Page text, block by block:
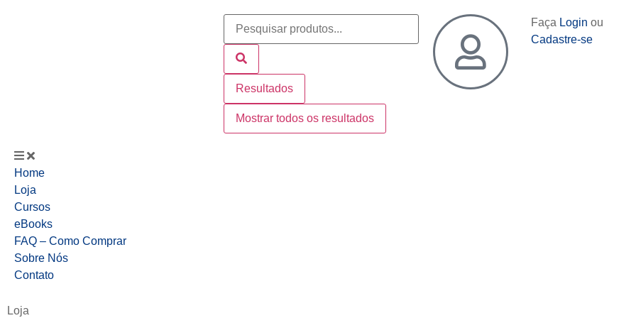
Resultados
Mostrar todos os resultados
Faça Login ou
Cadastre-se
Home
Loja
Cursos
eBooks
FAQ – Como Comprar
Sobre Nós
Contato
Loja